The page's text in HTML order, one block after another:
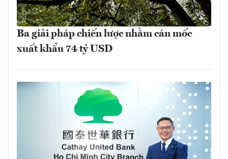
Ba giải pháp chiến lược nhằm cán mốc
xuất khẩu 74 tỷ USD